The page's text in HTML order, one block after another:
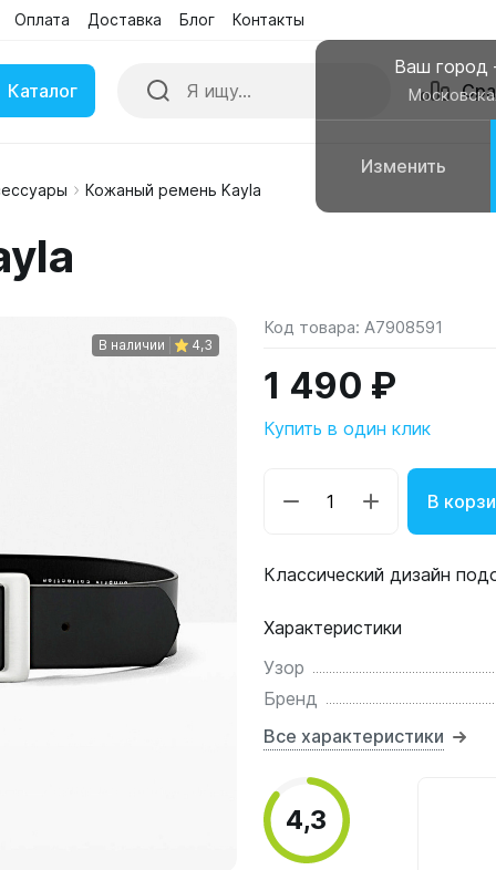
Оплата Доставка Блог Контакты
Ваш
Изменить
Каталог
колонки
Кожаный ремень Kayla
В наличии 4,3
Код товара: A7908591
1 490 ₽
Купить в один клик
В
Классический дизайн
Характеристики
Узор
Бренд
Все характеристики
4,3